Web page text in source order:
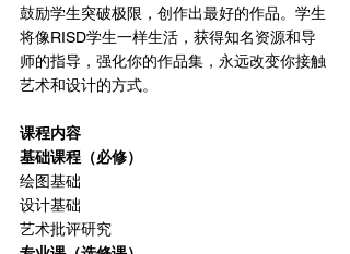
鼓励学生突破极限，创作出最好的作品。学生
将像RISD学生一样生活，获得知名资源和导
师的指导，强化你的作品集，永远改变你接触
艺术和设计的方式。
课程内容
基础课程（必修）
绘图基础
设计基础
艺术批评研究